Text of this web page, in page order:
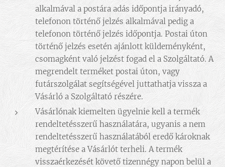
alkalmával a postára adás időpontja irányadó,
telefonon történő jelzés alkalmával pedig a
telefonon történő jelzés időpontja. Postai úton
történő jelzés esetén ajánlott küldeményként,
csomagként való jelzést fogad el a Szolgáltató. A
megrendelt terméket postai úton, vagy
futárszolgálat segítségével juttathatja vissza a
Vásárló a Szolgáltató részére.
Vásárlónak kiemelten ügyelnie kell a termék
rendeltetésszerű használatára, ugyanis a nem
rendeltetésszerű használatából eredő károknak
megtérítése a Vásárlót terheli. A termék
visszaérkezését követő tizennégy napon belül a